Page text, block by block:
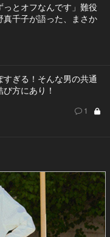
っとオフなんです」難役
真千子が語った、まさか
ぎる！そんな男の共通
方にあり！
1